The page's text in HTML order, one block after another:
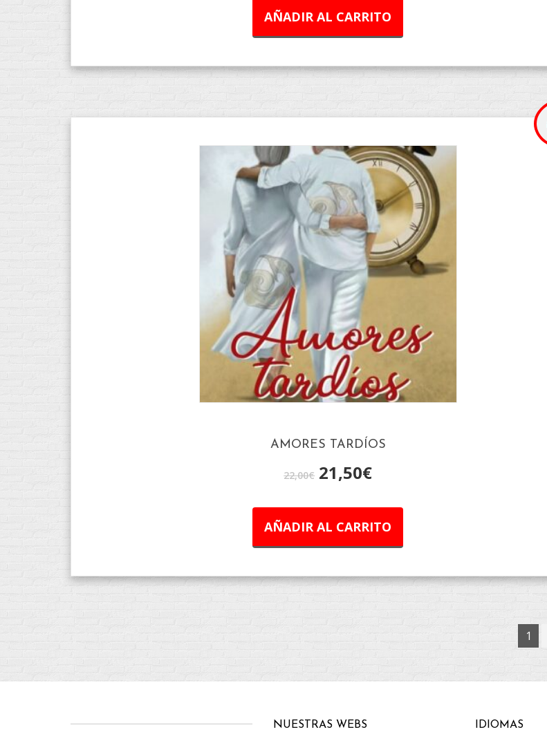
AÑADIR AL CARRITO
AMORES TARDÍOS
22,00€ 21,50€
AÑADIR AL CARRITO
1
NUESTRAS WEBS IDIOMAS